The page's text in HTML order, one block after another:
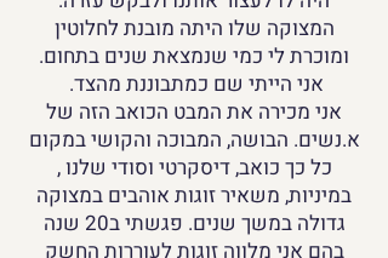
המצוקה שלו היתה מובנת לחלוטין
ומוכרת לי כמי שנמצאת שנים בתחום.
אני הייתי שם כמתבוננת מהצד.
אני מכירה את המבט הכואב הזה של
א.נשים. הבושה, המבוכה והקושי במקום
כל כך כואב, דיסקרטי וסודי שלנו ,
במיניות, משאיר זוגות אוהבים במצוקה
גדולה במשך שנים. פגשתי ב20 שנה
בהם אני מלווה זוגות לעוררות החשק